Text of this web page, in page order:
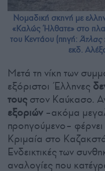
Νομαδική σκηνή με
«Καλώς Ήλθατε» στο
του Κεντάου (πηγή: Άτλας
εκδ.
Μετά τη νίκη των
εξόριστοι Έλληνες
τουςστον Καύκασο.
εξοριών–ακόμα
προηγούμενο–
Κριμαία στο
Ενδεικτικές των
αναλογίες που